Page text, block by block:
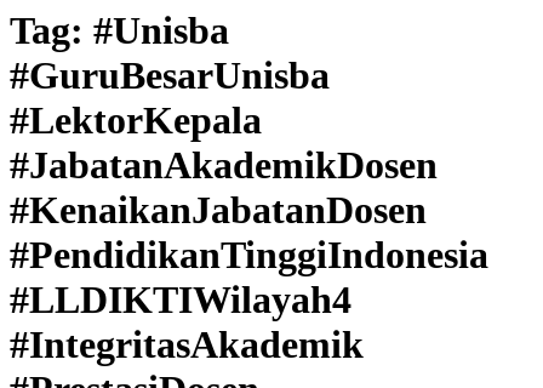
Tag: #Unisba
#GuruBesarUnisba
#LektorKepala
#JabatanAkademikDosen
#KenaikanJabatanDosen
#PendidikanTinggiIndonesia
#LLDIKTIWilayah4
#IntegritasAkademik